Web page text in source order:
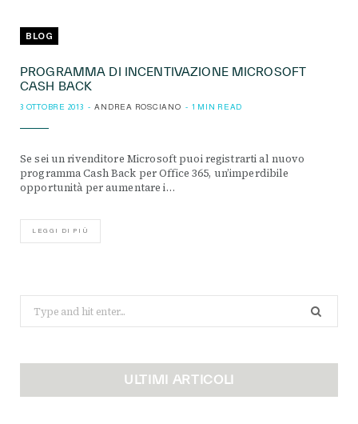
BLOG
PROGRAMMA DI INCENTIVAZIONE MICROSOFT
CASH BACK
3 OTTOBRE 2013 ANDREA ROSCIANO 1 MIN READ
Se sei un rivenditore Microsoft puoi registrarti al nuovo
programma Cash Back per Office 365, un’imperdibile
opportunità per aumentare i…
LEGGI DI PIÙ
for:
ULTIMI ARTICOLI